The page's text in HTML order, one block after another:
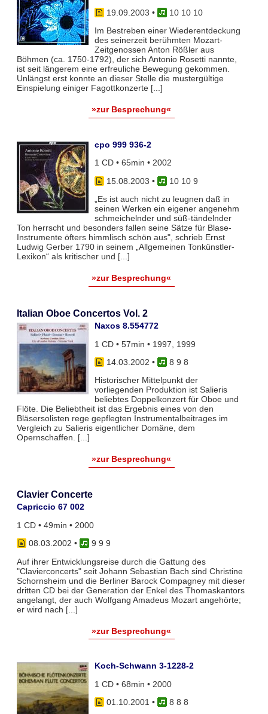
19.09.2003 •
10 10 10
Im Bestreben einer Wiederentdeckung
des seinerzeit berühmten Mozart-
Zeitgenossen Anton Rößler aus
Böhmen (ca. 1750-1792), der sich Antonio Rosetti nannte,
ist seit längerem eine erfreuliche Bewegung gekommen.
Unlängst erst konnte an dieser Stelle die mustergültige
Einspielung einiger Fagottkonzerte [...]
»zur Besprechung«
cpo 999 936-2
1 CD • 65min • 2002
15.08.2003 •
10 10 9
„Es ist auch nicht zu leugnen daß in
seinen Werken ein eigener angenehm
schmeichelnder und süß-tändelnder
Ton herrscht und besonders fallen seine Sätze für Blase-
Instrumente öfters himmlisch schön aus", schrieb Ernst
Ludwig Gerber 1790 in seinem „Allgemeinen Tonkünstler-
Lexikon“ als kritischer und [...]
»zur Besprechung«
Italian Oboe Concertos Vol. 2
Naxos 8.554772
1 CD • 57min • 1997, 1999
14.03.2002 •
8 9 8
Historischer Mittelpunkt der
vorliegenden Produktion ist Salieris
beliebtes Doppelkonzert für Oboe und
Flöte. Die Beliebtheit ist das Ergebnis eines von den
Bläsersolisten rege gepflegten Instrumentalbeitrages im
Vergleich zu Salieris eigentlicher Domäne, dem
Opernschaffen. [...]
»zur Besprechung«
Clavier Concerte
Capriccio 67 002
1 CD • 49min • 2000
08.03.2002 •
9 9 9
Auf ihrer Entwicklungsreise durch die Gattung des
"Clavierconcerts" seit Johann Sebastian Bach sind Christine
Schornsheim und die Berliner Barock Compagney mit dieser
dritten CD bei der Generation der Enkel des Thomaskantors
angelangt, der auch Wolfgang Amadeus Mozart angehörte;
er wird nach [...]
»zur Besprechung«
Koch-Schwann 3-1228-2
1 CD • 68min • 2000
01.10.2001 •
8 8 8